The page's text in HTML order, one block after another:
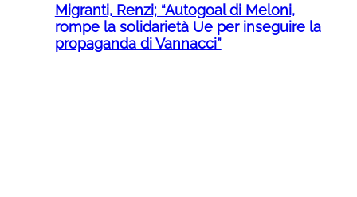
Migranti, Renzi; “Autogoal di Meloni,
rompe la solidarietà Ue per inseguire la
propaganda di Vannacci”